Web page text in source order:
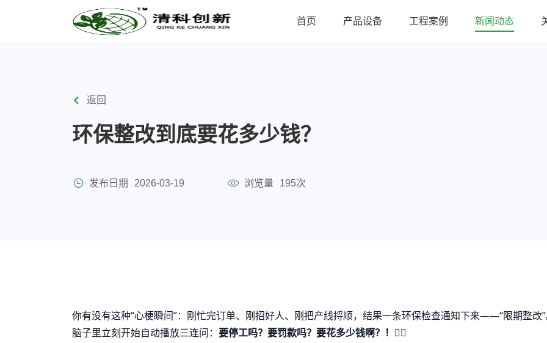
首页 产品设备 工程案例 新闻动态
返回
环保整改到底要花多少钱？
发布日期 2026-03-19 浏览量 195次
你有没有这种“心梗瞬间”：刚忙完订单、刚招好人、刚把产线捋顺，结果一条环保检查通知下来——“限期整改
脑子里立刻开始自动播放三连问： 要停工吗？要罚款吗？要花多少钱啊？！ 😵‍💫